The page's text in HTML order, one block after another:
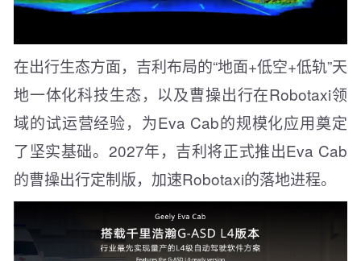
在出行生态方面，吉利布局的“地面+低空+低轨”天
地一体化科技生态，以及曹操出行在Robotaxi领
域的试运营经验，为Eva Cab的规模化应用奠定
了坚实基础。2027年，吉利将正式推出Eva Cab
的曹操出行定制版，加速Robotaxi的落地进程。